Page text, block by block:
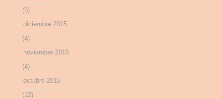
(5)
diciembre 2015
(4)
noviembre 2015
(4)
octubre 2015
(12)